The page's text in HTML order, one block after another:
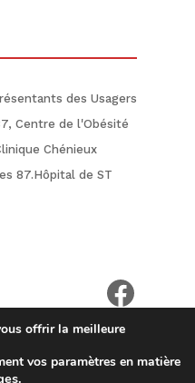
des Usagers
Centre de l'Obésité
Chénieux
87.Hôpital de ST
de la vie privée
offrir la meilleure
vos paramètres en matière
.